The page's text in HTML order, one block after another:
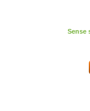
Sense